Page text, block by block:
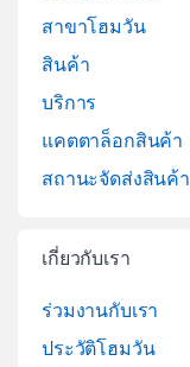
สาขาโฮมวัน
สินค้า
บริการ
แคตตาล็อกสินค้า
สถานะจัดส่งสินค้า
เกี่ยวกับเรา
ร่วมงานกับเรา
ประวัติโฮมวัน